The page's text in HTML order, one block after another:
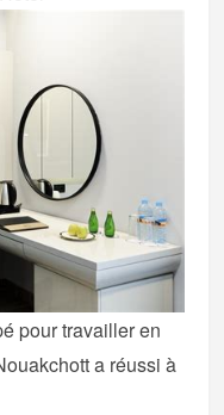
pour travailler en
a réussi à